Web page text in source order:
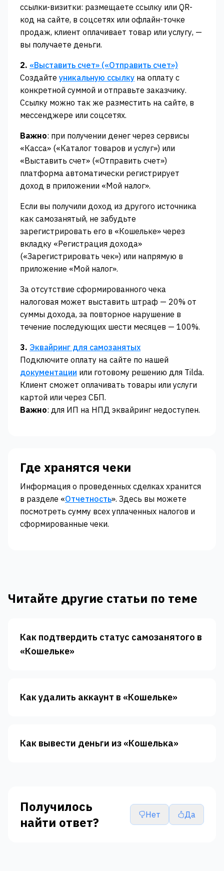
ссылки-визитки: размещаете ссылку или QR-
код на сайте, в соцсетях или офлайн-точке
продаж, клиент оплачивает товар или услугу, —
вы получаете деньги.
2. «‎Выставить счет» («‎Отправить счет»)‎‎
Создайте уникальную ссылку на оплату с
конкретной суммой и отправьте заказчику.
Ссылку можно так же разместить на сайте, в
мессенджере или соцсетях.
Важно: при получении денег через сервисы
«‎Касса‎»‎ («‎Каталог товаров и услуг‎»‎) или
«Выставить счет» («‎Отправить счет»‎)
платформа автоматически регистрирует
доход в приложении «Мой налог».
Если вы получили доход из другого источника
как самозанятый, не забудьте
зарегистрировать его в «Кошельке» через
вкладку «Регистрация дохода»
(«‎Зарегистрировать чек»‎) или напрямую в
приложение «Мой налог».
За отсутствие сформированного чека
налоговая может выставить штраф — 20% от
суммы дохода, за повторное нарушение в
течение последующих шести месяцев — 100%.
3. Эквайринг для самозанятых
Подключите оплату на сайте по нашей
документации или готовому решению для Tilda.
Клиент сможет оплачивать товары или услуги
картой или через СБП.
Важно: для ИП на НПД эквайринг недоступен.
Где хранятся чеки
Информация о проведенных сделках хранится
в разделе «Отчетность». Здесь вы можете
посмотреть сумму всех уплаченных налогов и
сформированные чеки.
Читайте другие статьи по теме
Как подтвердить статус самозанятого в
«‎Кошельке»‎
Как удалить аккаунт в «Кошельке»
Как вывести деньги из «Кошелька»
Получилось
найти ответ?
Нет Да